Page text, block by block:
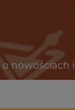
nowościach